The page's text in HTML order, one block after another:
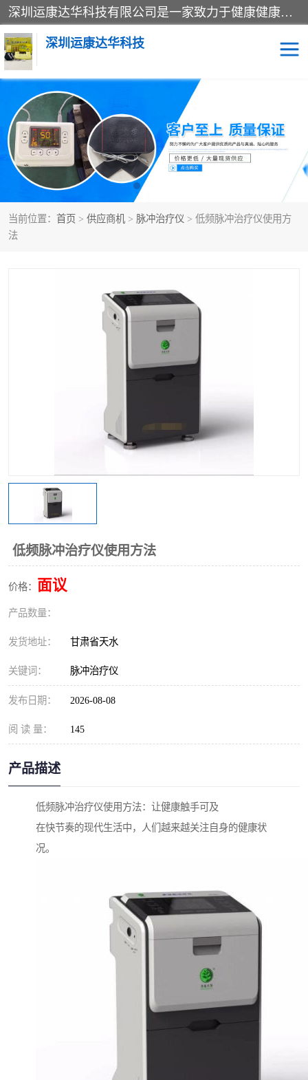
深圳运康达华科技有限公司是一家致力于健康健康产业的现代化企业，已经走过了15个春秋，开创了中医外用发展的新未来，是专业从事中医医疗仪器的研发、生产、销售、服务为一体的子公司，在医疗器械的设计、开发和生产方面率先引进国际先进技术和好的科技人员，先后开发出了场效应治疗仪、多功能治疗仪、颈椎治疗仪、腰椎治疗仪、增效垫等多个系列。
深圳运康达华科技
当前位置： 首页 > 供应商机 > 脉冲治疗仪 > 低频脉冲治疗仪使用方
法
低频脉冲治疗仪使用方法
价格： 面议
产品数量：
发货地址： 甘肃省天水
关键词： 脉冲治疗仪
发布日期： 2026-08-08
阅 读 量： 145
产品描述
低频脉冲治疗仪使用方法：让健康触手可及
在快节奏的现代生活中，人们越来越关注自身的健康状
况。
多功能治疗仪 中药提速
中低频治疗仪 脉冲治疗仪
**腺治疗仪